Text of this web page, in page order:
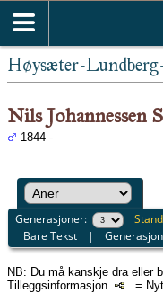
Høysæter-
Nils Johannessen
1844 -
Generasjoner:
Bare Tekst |
NB: Du må kanskje dra eller
Tilleggsinformasjon
=